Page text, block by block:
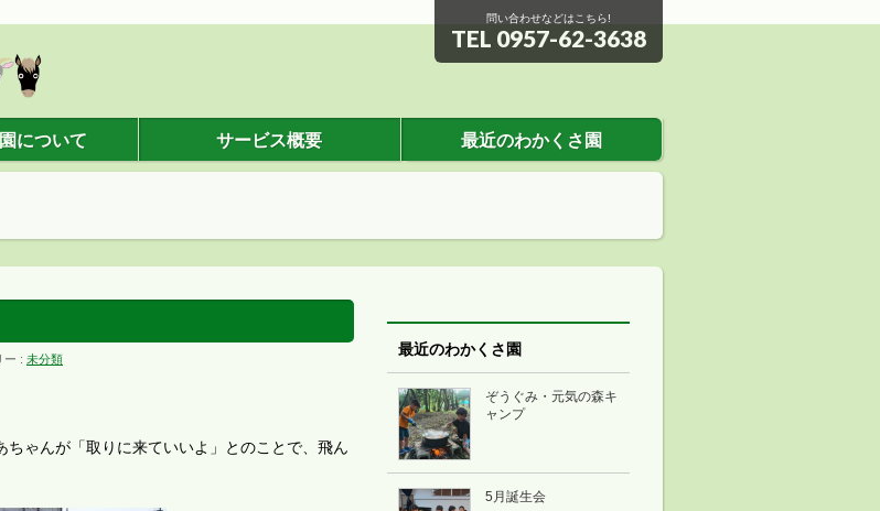
問い合わせなどはこちら!
TEL 0957-62-3638
について サービス概要 最近のわかくさ園
ー : 未分類
ゃんが「取りに来ていいよ」とのことで、飛ん
最近のわかくさ園
ぞうぐみ・元気の森キ
ャンプ
5月誕生会